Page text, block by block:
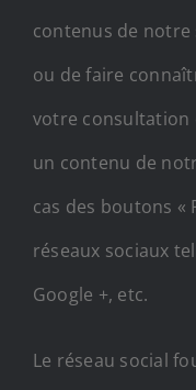
contenus de notre
ou de faire
votre consultation
un contenu de
cas des boutons «
réseaux sociaux
Google +, etc.
Le réseau social